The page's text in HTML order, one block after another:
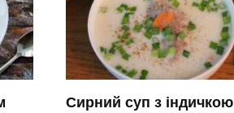
Сирний суп з індичкою